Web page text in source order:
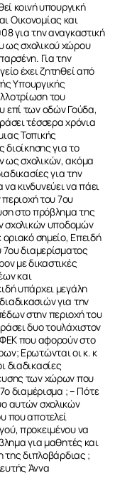
κοινή υπουργική
Οικονομίας και
για την αναγκαστική
ως σχολικού χώρου
Για την
έχει ζητηθεί από
Υπουργικής
του
επί των οδών Γούδα,
τέσσερα χρόνια
Τοπικής
διοίκησης για το
ως σχολικών, ακόμα
για την
κινδυνεύει να πάει
περιοχή του 7ου
στο πρόβλημα της
σχολικών υποδομών
σημείο, Επειδή
διαμερίσματος
με δικαστικές
και
υπάρχει μεγάλη
για την
στην περιοχή του
δυο τουλάχιστον
που αφορούν στο
Ερωτώνται οι κ. κ
διαδικασίες
των χώρων που
διαμέρισμα ; – Πότε
αυτών σχολικών
που αποτελεί
προκειμένου να
για μαθητές και
της διπλοβάρδιας ;
Άννα